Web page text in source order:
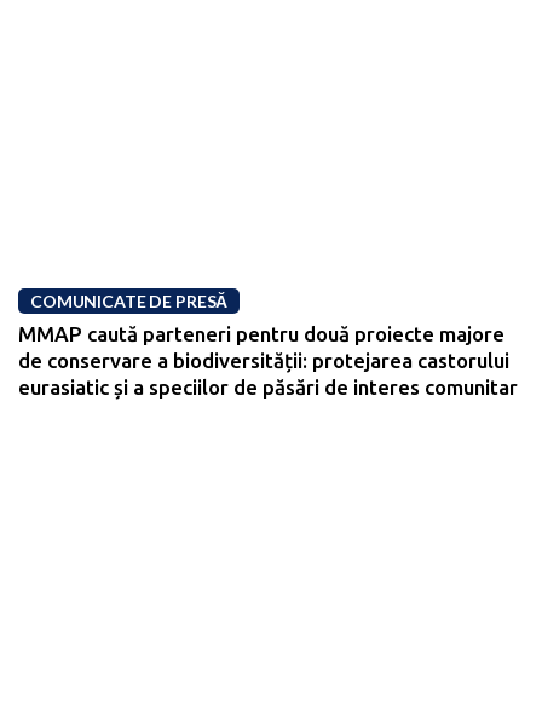
COMUNICATE DE PRESĂ
MMAP caută parteneri pentru două proiecte majore
de conservare a biodiversității: protejarea castorului
eurasiatic și a speciilor de păsări de interes comunitar